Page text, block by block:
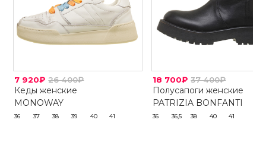
7 920₽ 26 400₽
Кеды женские
MONOWAY
36 37 38 39 40 41
18 700₽ 37 400₽
Полусапоги женские
PATRIZIA BONFANTI
36 36,5 38 40 41